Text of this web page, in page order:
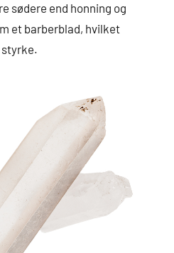
sødere end honning og
et barberblad, hvilket